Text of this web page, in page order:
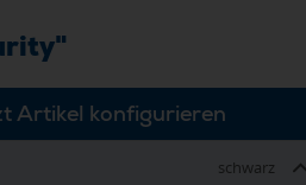
Artikel konfigurieren
schwarz